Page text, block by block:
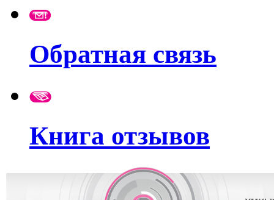
Обратная связь
Книга отзывов